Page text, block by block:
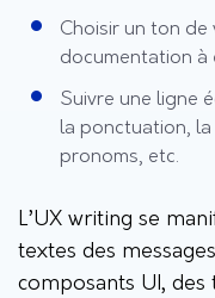
Choisir un ton
documentation à
Suivre une ligne
la ponctuation,
pronoms, etc.
L’UX writing se
textes des
composants UI,